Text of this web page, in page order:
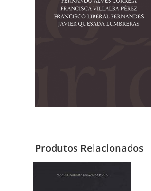
Produtos Relacionados